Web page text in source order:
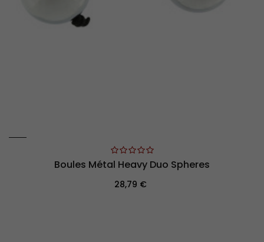
Boules Métal Heavy Duo Spheres
Prix
28,79 €